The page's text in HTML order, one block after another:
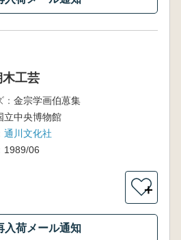
工芸
金宗学画伯葸集
立中央博物館
通川文化社
1989/06
＋
入荷メール通知